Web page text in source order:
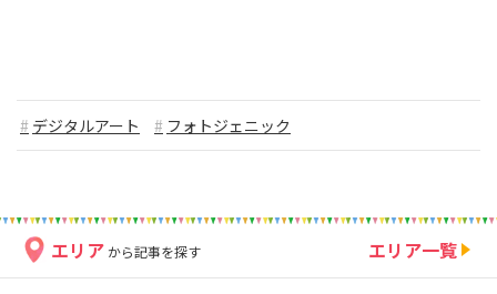
デジタルアート フォトジェニック
エリア から記事を探す エリア一覧